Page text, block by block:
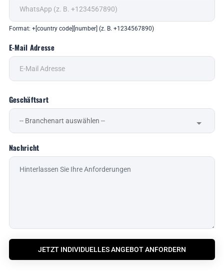
Format: +[country code][number] (z. B. +1234567890)
E-Mail Adresse
Geschäftsart
Nachricht
JETZT INDIVIDUELLES ANGEBOT ANFORDERN